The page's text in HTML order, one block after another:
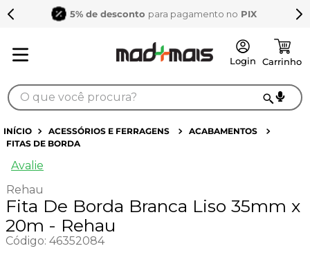
5% de desconto para pagamento no PIX
O que você procura?
ACESSÓRIOS E FERRAGENS
ACABAMENTOS
FITAS DE BORDA
Avalie
Rehau
Fita De Borda Branca Liso 35mm x
20m - Rehau
Código: 46352084
TERMOS MAIS BUSCADOS
1º
sarrafo
2º
3º
compensado naval
4º
bagum
5º
mdf 15mm